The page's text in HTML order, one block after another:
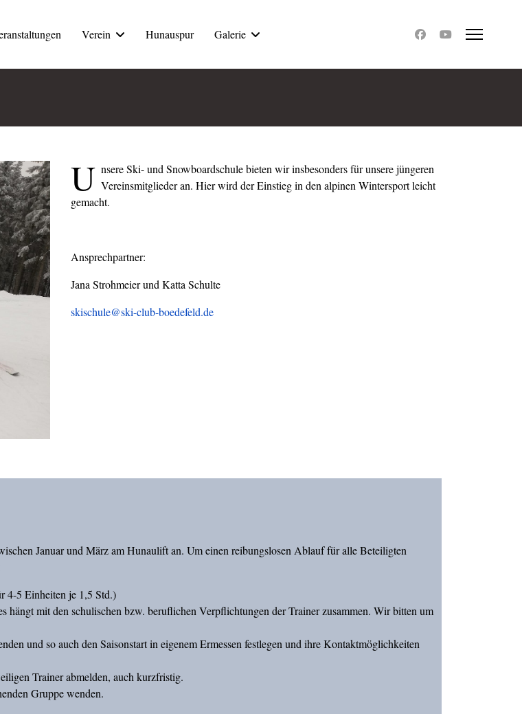
Verein Hunauspur Galerie
U nsere Ski- und Snowboardschule bieten wir insbesonders für unsere jüngeren
Vereinsmitglieder an. Hier wird der Einstieg in den alpinen Wintersport leicht
gemacht.
Ansprechpartner:
Jana Strohmeier und Katta Schulte
skischule@ski-club-boedefeld.de
Januar und März am Hunaulift an. Um einen reibungslosen Ablauf für alle Beteiligten
4-5 Einheiten je 1,5 Std.)
hängt mit den schulischen bzw. beruflichen Verpflichtungen der Trainer zusammen. Wir bitten um
und so auch den Saisonstart in eigenem Ermessen festlegen und ihre Kontaktmöglichkeiten
Trainer abmelden, auch kurzfristig.
Gruppe wenden.